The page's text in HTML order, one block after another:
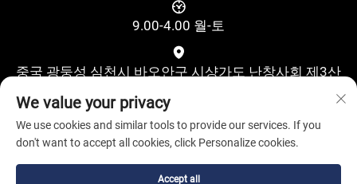
9.00-4.00 월-토
중국 광둥성 심천시 바오안구 시샹가도 난창사회 제3산
We value your privacy
We use cookies and similar tools to provide our services. If you
don't want to accept all cookies, click Personalize cookies.
Accept all